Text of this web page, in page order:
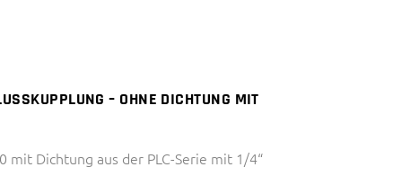
– OHNE DICHTUNG MIT
mit Dichtung aus der PLC-Serie mit 1/4“